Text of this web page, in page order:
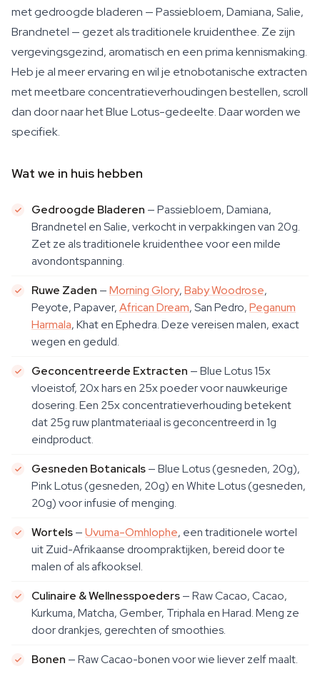
met gedroogde bladeren — Passiebloem, Damiana, Salie,
Brandnetel — gezet als traditionele kruidenthee. Ze zijn
vergevingsgezind, aromatisch en een prima kennismaking.
Heb je al meer ervaring en wil je etnobotanische extracten
met meetbare concentratieverhoudingen bestellen, scroll
dan door naar het Blue Lotus-gedeelte. Daar worden we
specifiek.
Wat we in huis hebben
Gedroogde Bladeren — Passiebloem, Damiana,
Brandnetel en Salie, verkocht in verpakkingen van 20g.
Zet ze als traditionele kruidenthee voor een milde
avondontspanning.
Ruwe Zaden —Morning Glory,Baby Woodrose,
Peyote, Papaver,African Dream, San Pedro,Peganum
Harmala, Khat en Ephedra. Deze vereisen malen, exact
wegen en geduld.
Geconcentreerde Extracten — Blue Lotus 15x
vloeistof, 20x hars en 25x poeder voor nauwkeurige
dosering. Een 25x concentratieverhouding betekent
dat 25g ruw plantmateriaal is geconcentreerd in 1g
eindproduct.
Gesneden Botanicals— Blue Lotus (gesneden, 20g),
Pink Lotus (gesneden, 20g) en White Lotus (gesneden,
20g) voor infusie of menging.
Wortels—Uvuma-Omhlophe, een traditionele wortel
uit Zuid-Afrikaanse droompraktijken, bereid door te
malen of als afkooksel.
Culinaire & Wellnesspoeders— Raw Cacao, Cacao,
Kurkuma, Matcha, Gember, Triphala en Harad. Meng ze
door drankjes, gerechten of smoothies.
Bonen — Raw Cacao-bonen voor wie liever zelf maalt.